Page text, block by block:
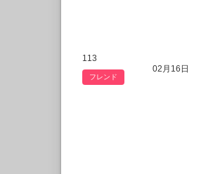
113
フレンド
02月16日